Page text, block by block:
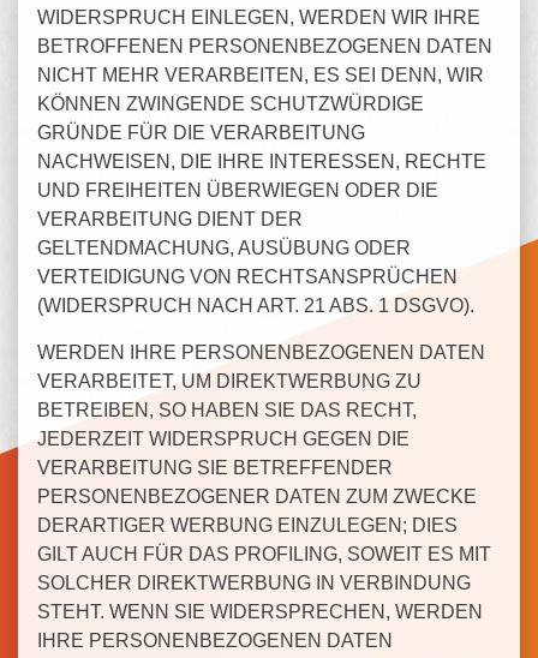
WIDERSPRUCH EINLEGEN, WERDEN WIR IHRE
BETROFFENEN PERSONENBEZOGENEN DATEN
NICHT MEHR VERARBEITEN, ES SEI DENN, WIR
KÖNNEN ZWINGENDE SCHUTZWÜRDIGE
GRÜNDE FÜR DIE VERARBEITUNG
NACHWEISEN, DIE IHRE INTERESSEN, RECHTE
UND FREIHEITEN ÜBERWIEGEN ODER DIE
VERARBEITUNG DIENT DER
GELTENDMACHUNG, AUSÜBUNG ODER
VERTEIDIGUNG VON RECHTSANSPRÜCHEN
(WIDERSPRUCH NACH ART. 21 ABS. 1 DSGVO).
WERDEN IHRE PERSONENBEZOGENEN DATEN
VERARBEITET, UM DIREKTWERBUNG ZU
BETREIBEN, SO HABEN SIE DAS RECHT,
JEDERZEIT WIDERSPRUCH GEGEN DIE
VERARBEITUNG SIE BETREFFENDER
PERSONENBEZOGENER DATEN ZUM ZWECKE
DERARTIGER WERBUNG EINZULEGEN; DIES
GILT AUCH FÜR DAS PROFILING, SOWEIT ES MIT
SOLCHER DIREKTWERBUNG IN VERBINDUNG
STEHT. WENN SIE WIDERSPRECHEN, WERDEN
IHRE PERSONENBEZOGENEN DATEN